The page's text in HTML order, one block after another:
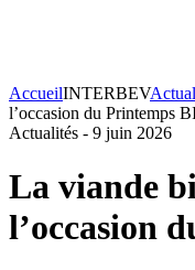
AccueilINTERBEV
l’occasion du Printemps
Actualités - 9 juin 2026
La viande
l’occasion